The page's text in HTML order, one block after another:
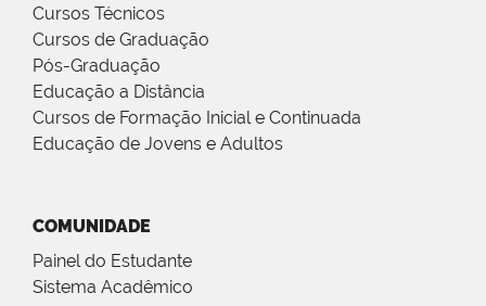
Cursos Técnicos
Cursos de Graduação
Pós-Graduação
Educação a Distância
Cursos de Formação Inicial e Continuada
Educação de Jovens e Adultos
COMUNIDADE
Painel do Estudante
Sistema Acadêmico